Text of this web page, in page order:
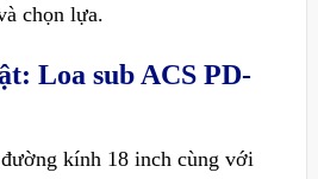
chọn lựa.
Loa sub ACS PD-
kính 18 inch cùng với